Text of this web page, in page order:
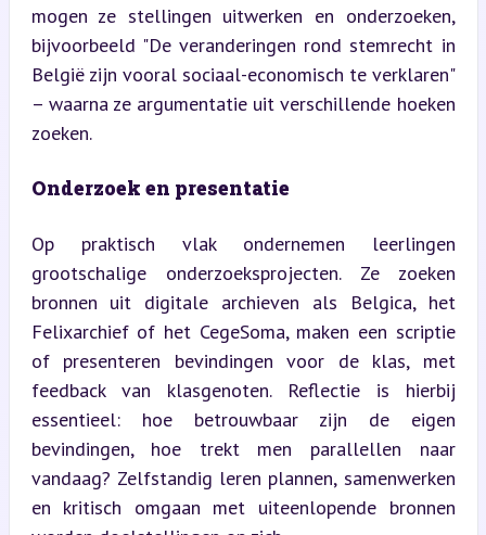
mogen ze stellingen uitwerken en onderzoeken,
bijvoorbeeld "De veranderingen rond stemrecht in
België zijn vooral sociaal-economisch te verklaren"
– waarna ze argumentatie uit verschillende hoeken
zoeken.
Onderzoek en presentatie
Op praktisch vlak ondernemen leerlingen
grootschalige onderzoeksprojecten. Ze zoeken
bronnen uit digitale archieven als Belgica, het
Felixarchief of het CegeSoma, maken een scriptie
of presenteren bevindingen voor de klas, met
feedback van klasgenoten. Reflectie is hierbij
essentieel: hoe betrouwbaar zijn de eigen
bevindingen, hoe trekt men parallellen naar
vandaag? Zelfstandig leren plannen, samenwerken
en kritisch omgaan met uiteenlopende bronnen